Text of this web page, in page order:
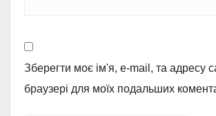
Зберегти моє ім'я, e-mail, та адресу
браузері для моїх подальших